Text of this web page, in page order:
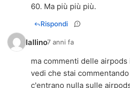
60. Ma più più più.
Rispondi
lallino7 anni fa
ma commenti delle
vedi che stai
c'entrano nulla sulle